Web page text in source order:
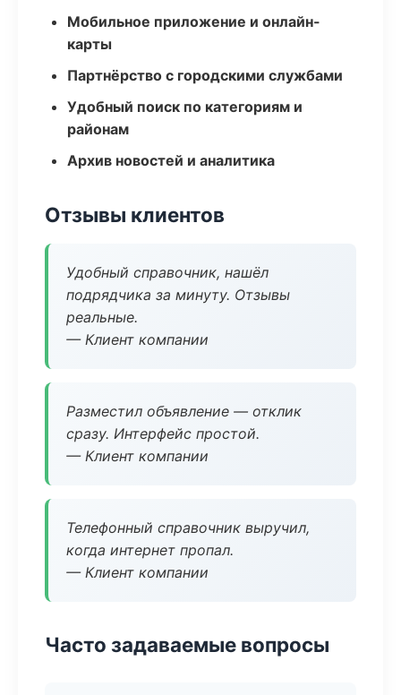
Мобильное приложение и онлайн-
карты
Партнёрство с городскими службами
Удобный поиск по категориям и
районам
Архив новостей и аналитика
Отзывы клиентов
Удобный справочник, нашёл
подрядчика за минуту. Отзывы
реальные.
— Клиент компании
Разместил объявление — отклик
сразу. Интерфейс простой.
— Клиент компании
Телефонный справочник выручил,
когда интернет пропал.
— Клиент компании
Часто задаваемые вопросы